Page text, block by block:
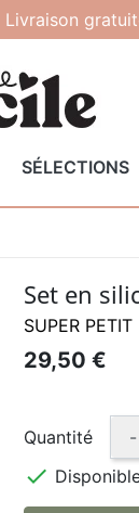
Livraison
SÉLECTIONS
Set en
SUPER PETIT
29,50 €
Quantité -
